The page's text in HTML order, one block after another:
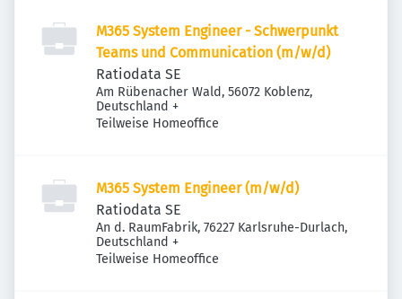
M365 System Engineer - Schwerpunkt
Teams und Communication (m/w/d)
Ratiodata SE
Am Rübenacher Wald, 56072 Koblenz,
Deutschland +
Teilweise Homeoffice
M365 System Engineer (m/w/d)
Ratiodata SE
An d. RaumFabrik, 76227 Karlsruhe-Durlach,
Deutschland +
Teilweise Homeoffice